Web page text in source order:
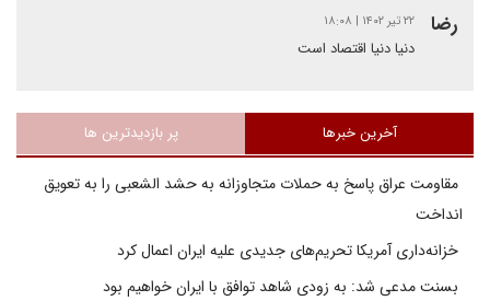
رضا ۲۲ تیر ۱۴۰۲ | ۱۸:۰۸
دنیا دنیا اقتصاد است
آخرین خبرها پر بازدیدترین ها
مقاومت عراق پاسخ به حملات متجاوزانه به حشد الشعبی را به تعویق
انداخت
خزانه‌داری آمریکا تحریم‌های جدیدی علیه ایران اعمال کرد
بسنت مدعی شد: به زودی شاهد توافق با ایران خواهیم بود